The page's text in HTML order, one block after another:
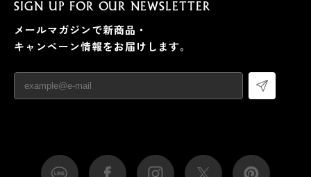
SIGN UP FOR OUR NEWSLETTER
メールマガジンで新商品・
キャンペーン情報をお届けします。